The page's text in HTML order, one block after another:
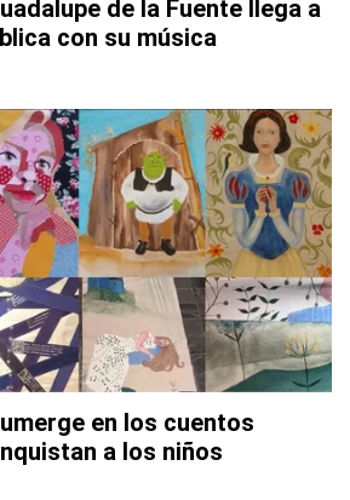
de la Fuente llega a
con su música
en los cuentos
a los niños